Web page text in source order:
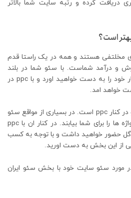
دریافت کرده و رتبه سایت شما بالاتر
مخلتفی هستند و همه در یک راستا قدم
و درآمد شماست. با سئو شما در بلند
مدت دستاورد های کسب و کار خود را به دست خواهید اورد و با ppc در
خواهد امد.
بهترین استراتژی استفاده سئو در کنار ppc است. در بسیاری از مواقع سئو
کاران می توانند بهترین کلید واژه ها را برای شما بیابند. در کنار ان با ppc
حضور خواهید داشت و با توجه به کسب
از این بخش به دست اورید.
مورد سئو سایت خود با بخش سئو ایران